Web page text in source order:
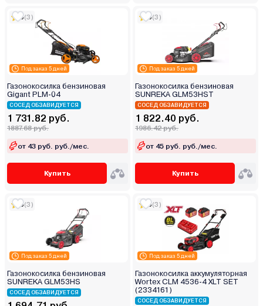
Под заказ 5 дней
5(3)
Газонокосилка бензиновая
Gigant PLM-04
СОСЕД ОБЗАВИДУЕТСЯ
1 731.82 руб.
1887.68 руб.
от 43 руб. руб./мес.
Купить
Под заказ 5 дней
5(3)
Газонокосилка бензиновая
SUNREKA GLM53HST
СОСЕД ОБЗАВИДУЕТСЯ
1 822.40 руб.
1986.42 руб.
от 45 руб. руб./мес.
Купить
Под заказ 5 дней
5(3)
Газонокосилка бензиновая
SUNREKA GLM53HS
СОСЕД ОБЗАВИДУЕТСЯ
Под заказ 5 дней
5(3)
Газонокосилка аккумуляторная
Wortex CLM 4536-4 XLT SET
(2334161)
СОСЕД ОБЗАВИДУЕТСЯ